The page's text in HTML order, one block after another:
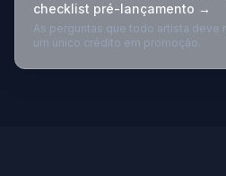
checklist pré-lançamento →
As perguntas que todo artista deve
um único crédito em promoção.